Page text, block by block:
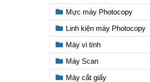
Mực máy Photocopy
Linh kiện máy Photocopy
Máy vi tính
Máy Scan
Máy cắt giấy